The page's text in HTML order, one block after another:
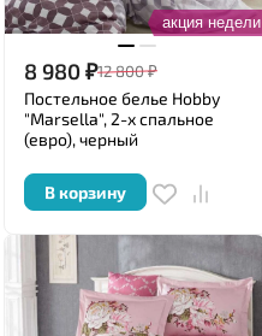
акция недели
8 980₽12 800₽
Постельное белье Hobby
"Marsella", 2-х спальное
(евро), черный
В корзину